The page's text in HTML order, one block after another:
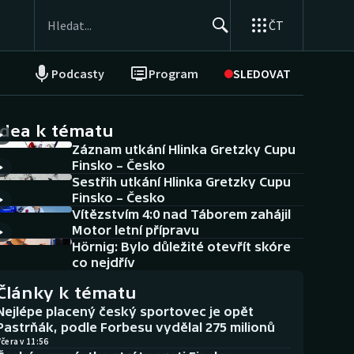
ČT
Podcasty Program SLEDOVAT
NEPŘEHLÉDNĚTE
Historické návraty
Aplikace ČT sport
AZ kvíz
k tématu
Záznam utkání Hlinka Gretzky Cupu
Finsko – Česko
Sestřih utkání Hlinka Gretzky Cupu
Finsko – Česko
Vítězstvím 4:0 nad Táborem zahájil
Motor letní přípravu
Hörnig: Bylo důležité otevřít skóre
co nejdřív
k tématu
placený český sportovec je opět
podle Forbesu vydělal 275 milionů
v 11:56